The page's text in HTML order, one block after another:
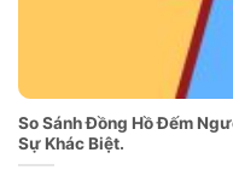
So Sánh Đồng Hồ Đếm
Sự Khác Biệt.